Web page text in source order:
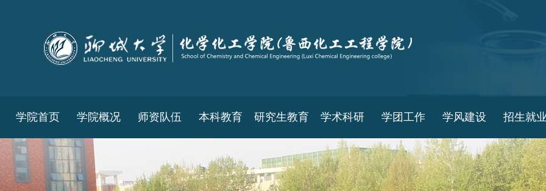
学院首页 学院概况 师资队伍 本科教育 研究生教育 学术科研 学团工作 学风建设 招生就
教务工作